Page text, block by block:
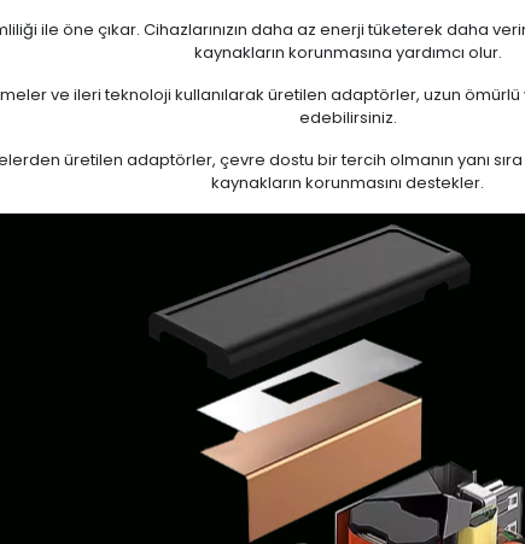
ile öne çıkar. Cihazlarınızın daha az enerji tüketerek daha
kaynakların korunmasına yardımcı olur.
ve ileri teknoloji kullanılarak üretilen adaptörler, uzun ömürlü
edebilirsiniz.
üretilen adaptörler, çevre dostu bir tercih olmanın yanı
kaynakların korunmasını destekler.